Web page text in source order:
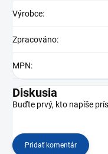
Výrobce:
Zpracováno:
MPN:
Diskusia
Buďte prvý, kto napíše
Pridať komentár